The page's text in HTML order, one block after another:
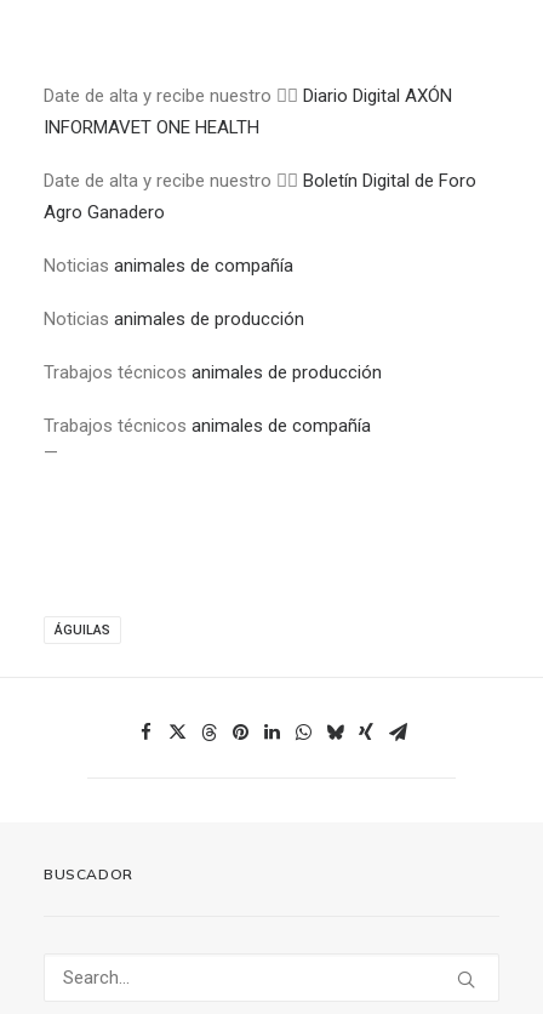
Date de alta y recibe nuestro 👉🏼 Diario Digital AXÓN
INFORMAVET ONE HEALTH
Date de alta y recibe nuestro 👉🏼 Boletín Digital de Foro
Agro Ganadero
Noticias animales de compañía
Noticias animales de producción
Trabajos técnicos animales de producción
Trabajos técnicos animales de compañía
—
ÁGUILAS
BUSCADOR